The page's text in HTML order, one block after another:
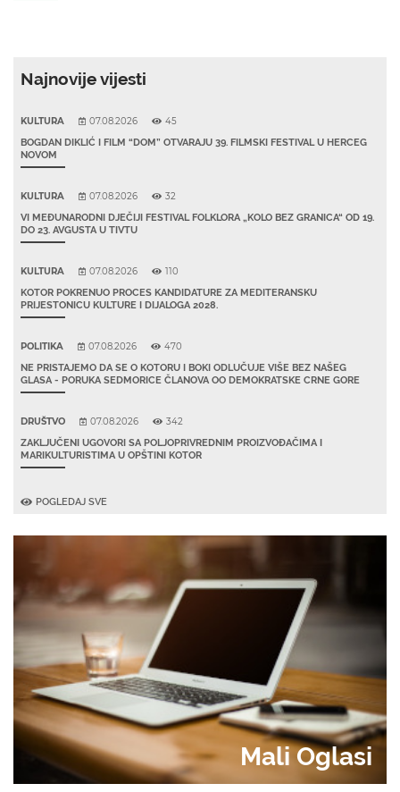
Najnovije vijesti
KULTURA 07.08.2026 45
BOGDAN DIKLIĆ I FILM “DOM” OTVARAJU 39. FILMSKI FESTIVAL U HERCEG
NOVOM
KULTURA 07.08.2026 32
VI MEĐUNARODNI DJEČIJI FESTIVAL FOLKLORA „KOLO BEZ GRANICA“ OD 19.
DO 23. AVGUSTA U TIVTU
KULTURA 07.08.2026 110
KOTOR POKRENUO PROCES KANDIDATURE ZA MEDITERANSKU
PRIJESTONICU KULTURE I DIJALOGA 2028.
POLITIKA 07.08.2026 470
NE PRISTAJEMO DA SE O KOTORU I BOKI ODLUČUJE VIŠE BEZ NAŠEG
GLASA - PORUKA SEDMORICE ČLANOVA OO DEMOKRATSKE CRNE GORE
DRUŠTVO 07.08.2026 342
ZAKLJUČENI UGOVORI SA POLJOPRIVREDNIM PROIZVOĐAČIMA I
MARIKULTURISTIMA U OPŠTINI KOTOR
POGLEDAJ SVE
Mali Oglasi